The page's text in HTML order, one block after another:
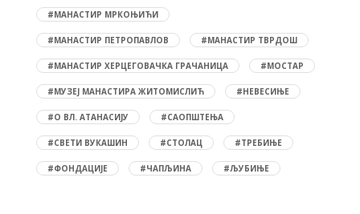
#МАНАСТИР МРКОЊИЋИ
#МАНАСТИР ПЕТРОПАВЛОВ #МАНАСТИР ТВРДОШ
#МАНАСТИР ХЕРЦЕГОВАЧКА ГРАЧАНИЦА #МОСТАР
#МУЗЕЈ МАНАСТИРА ЖИТОМИСЛИЋ #НЕВЕСИЊЕ
#О ВЛ. АТАНАСИЈУ #САОПШТЕЊА
#СВЕТИ ВУКАШИН #СТОЛАЦ #ТРЕБИЊЕ
#ФОНДАЦИЈЕ #ЧАПЉИНА #ЉУБИЊЕ